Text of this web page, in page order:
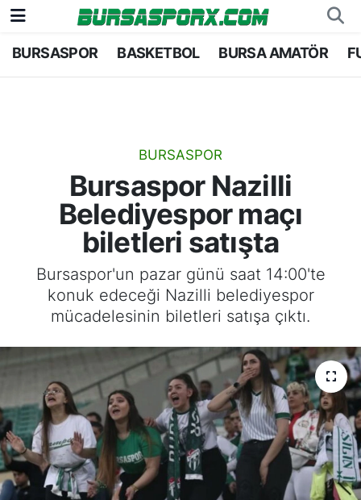
BURSASPOR BASKETBOL BURSA AMATÖR
BURSASPOR
Bursaspor Nazilli
Belediyespor maçı
biletleri satışta
Bursaspor'un pazar günü saat 14:00'te
konuk edeceği Nazilli belediyespor
mücadelesinin biletleri satışa çıktı.
Bursaspor
Bursa Amatör
Hentbol
Voleybol
Genel
Bursa Nöbetçi Eczaneler
Bursa Trafik Yoğunluk Haritası
TFF 1.Lig Puan Durumu ve Fikstür
Tüm Manşetler
Son Dakika Haberleri
Haber Arşivi